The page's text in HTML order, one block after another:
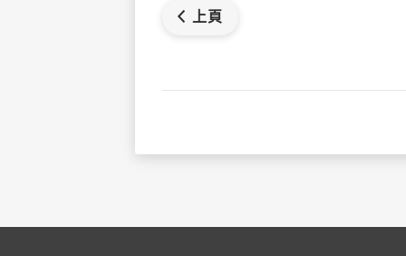
上頁